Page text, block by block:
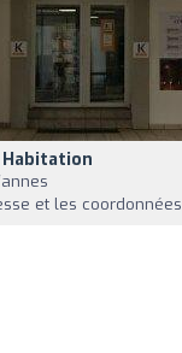
et les coordonnées